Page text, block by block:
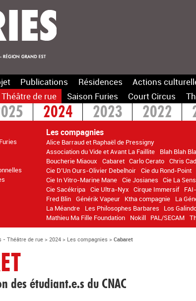
Publications Résidences Actions
de rue
Saison Furies Court Circus
2024
Les compagnies
Alice Barraud et Raphaël de Pressigny
Association du Vide et Avant La Faillite
Blah Blah
Boucherie Miaoux
Cabaret Carlo Cerato Chris
Cie D’Un Ours-Olivier Debelhoir Cie du Rond-Point
Cie In Vitro-Marine Mane Cie Josianes Cie La
Cie Sacékripa Cie Ultra-Nyx Cirque Immersif
Fred Blin Générik Vapeur Ktha compagnie
La
La Méandre
Les Philosophes Barbares
Los
Mathieu Ma Fille Foundation
Nokill PAL/SECAM
2023 2022
>2014
- Théâtre de rue > 2024 > Les compagnies >Cabaret
des étudiant.e.s du CNAC